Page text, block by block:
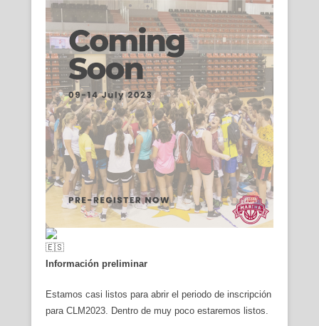
Información preliminar
Estamos casi listos para abrir el periodo de inscripción
para CLM2023. Dentro de muy poco estaremos listos.